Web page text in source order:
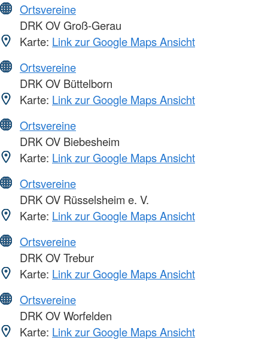
Ortsvereine
DRK OV Groß-Gerau
Karte: Link zur Google Maps Ansicht
Ortsvereine
DRK OV Büttelborn
Karte: Link zur Google Maps Ansicht
Ortsvereine
DRK OV Biebesheim
Karte: Link zur Google Maps Ansicht
Ortsvereine
DRK OV Rüsselsheim e. V.
Karte: Link zur Google Maps Ansicht
Ortsvereine
DRK OV Trebur
Karte: Link zur Google Maps Ansicht
Ortsvereine
DRK OV Worfelden
Karte: Link zur Google Maps Ansicht